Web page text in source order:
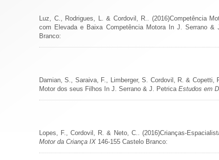
Luz, C., Rodrigues, L. & Cordovil, R.. (2016)Competência
com Elevada e Baixa Competência Motora In J. Serrano
Branco:
Damian, S., Saraiva, F., Limberger, S. Cordovil, R. &
Motor dos seus Filhos In J. Serrano & J. Petrica Estudos em
Lopes, F., Cordovil, R. & Neto, C.. (2016)Crianças-
Motor da Criança IX 146-155 Castelo Branco: